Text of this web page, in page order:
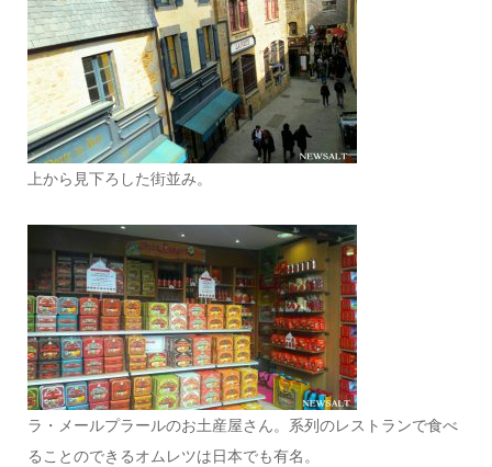
上から見下ろした街並み。
ラ・メールプラールのお土産屋さん。系列のレストランで食べ
ることのできるオムレツは日本でも有名。